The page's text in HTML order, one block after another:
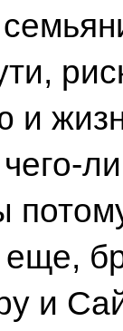
и
и